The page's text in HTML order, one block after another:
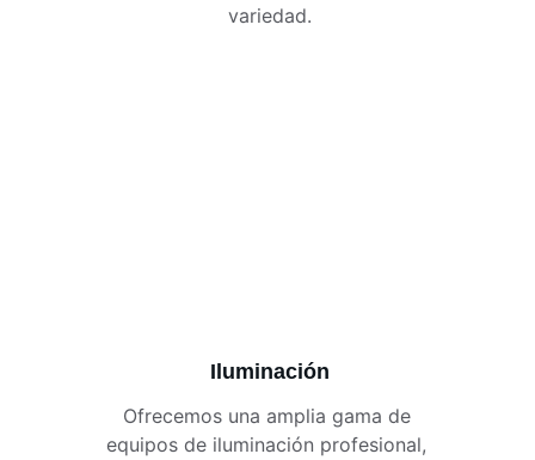
variedad.
Iluminación
Ofrecemos una amplia gama de
equipos de iluminación profesional,